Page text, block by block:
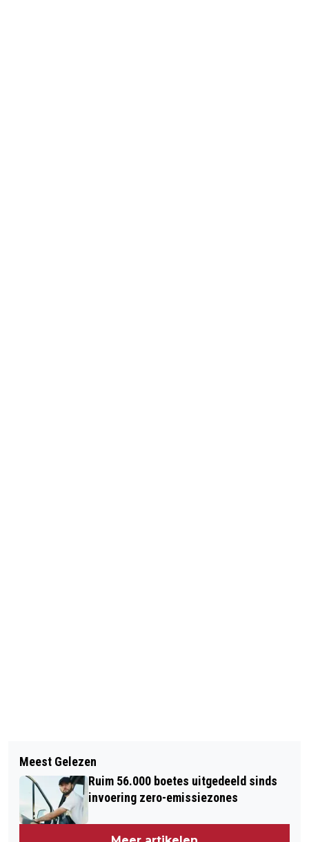
POLITIE SCHIET OP VLUCHTENDE
AUTOMOBILIST
Meest Gelezen
Ruim 56.000 boetes uitgedeeld sinds
invoering zero-emissiezones